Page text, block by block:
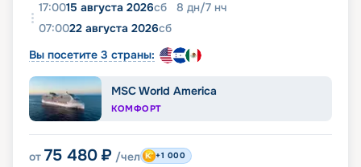
дополнительная плата)
Уборка 2 раза в день, включая вечернюю
подготовку сьюта ко сну
Чистка обуви
17:0015 августа 2026сб 8 дн/7 нч
07:0022 августа 2026сб
Вы посетите 3 страны:
MSC World America
КОМФОРТ
от 75 480 ₽ /чел +1 000